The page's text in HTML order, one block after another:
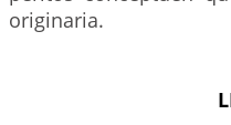
originaria.